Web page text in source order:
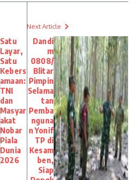
Satu
Layar,
Satu
Kebers
amaan:
TNI
dan
Masyar
akat
Nobar
Piala
Dunia
2026
Next Article
Dandi
m
0808/
Blitar
Pimpin
Selama
tan
Pemba
nguna
n Yonif
TP di
Kesam
ben,
Siap